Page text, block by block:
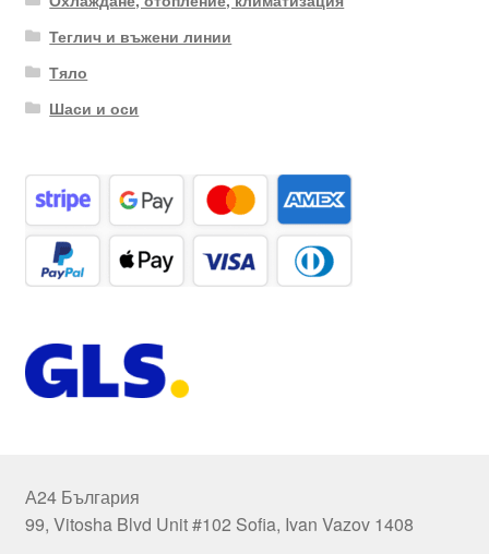
Теглич и въжени линии
Тяло
Шаси и оси
А24 България
99, Vitosha Blvd Unit #102 Sofia, Ivan Vazov 1408